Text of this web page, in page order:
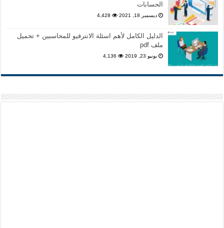
الحسابات
ديسمبر 18, 2021 4,428
الدليل الكامل لأهم اسئلة الانترفيو للمحاسبين + تحميل
ملف pdf
يونيو 23, 2019 4,136